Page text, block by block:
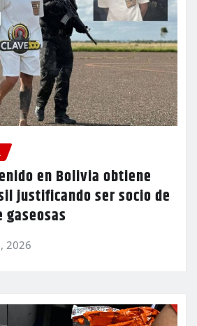
en Bolivia obtiene
justificando ser socio de
gaseosas
2026